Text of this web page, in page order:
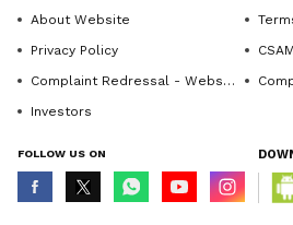
About Website
Privacy Policy
Complaint Redressal - Website
Investors
FOLLOW US ON